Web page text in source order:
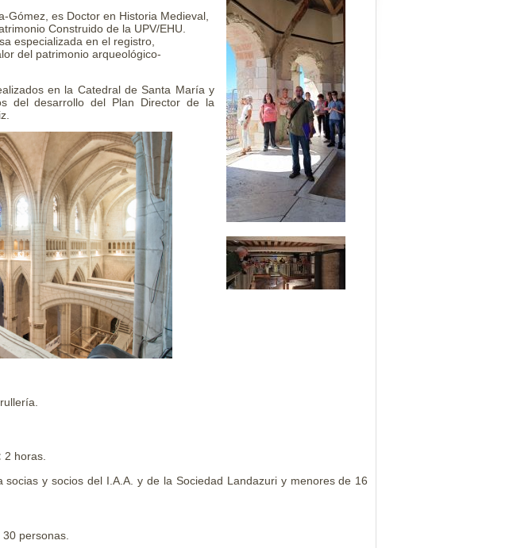
Gómez , es Doctor en Historia Medieval,
Construido de la UPV/EHU.
especializada en el registro,
del patrimonio arqueológico-
en la Catedral de Santa María y
del desarrollo del Plan Director de la
2 horas.
socias y socios del I.A.A. y de la Sociedad Landazuri y menores de 16
30 personas.